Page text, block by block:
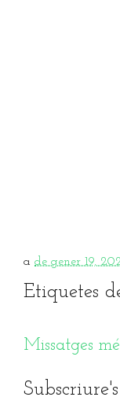
a de gener 19,
Etiquetes
Missatges